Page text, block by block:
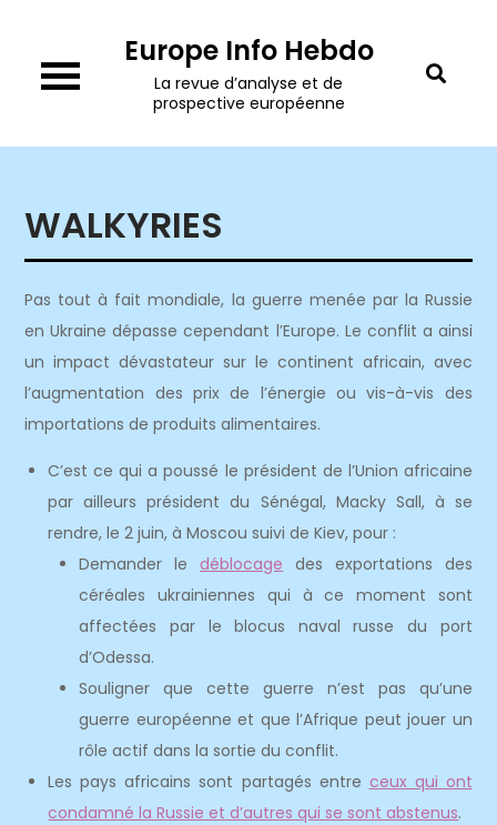
content
Europe Info Hebdo
La revue d’analyse et de
prospective européenne
WALKYRIES
Pas tout à fait mondiale, la guerre menée par la Russie
en Ukraine dépasse cependant l’Europe. Le conflit a ainsi
un impact dévastateur sur le continent africain, avec
l’augmentation des prix de l’énergie ou vis-à-vis des
importations de produits alimentaires.
C’est ce qui a poussé le président de l’Union africaine
par ailleurs président du Sénégal, Macky Sall, à se
rendre, le 2 juin, à Moscou suivi de Kiev, pour :
Demander ledéblocage des exportations des
céréales ukrainiennes qui à ce moment sont
affectées par le blocus naval russe du port
d’Odessa.
Souligner que cette guerre n’est pas qu’une
guerre européenne et que l’Afrique peut jouer un
rôle actif dans la sortie du conflit.
Les pays africains sont partagés entre ceux qui ont
condamné la Russie et d’autres qui se sont abstenus.